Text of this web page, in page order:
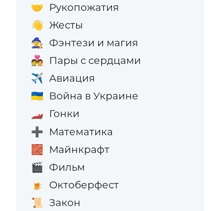
🤝 Рукопожатия
👋 Жесты
🧙 Фэнтези и магия
💑 Пары с сердцами
✈️ Авиация
🇺🇦 Война в Украине
🏎️ Гонки
➕ Математика
🧱 Майнкрафт
🎬 Фильм
🍺 Октоберфест
📜 Закон